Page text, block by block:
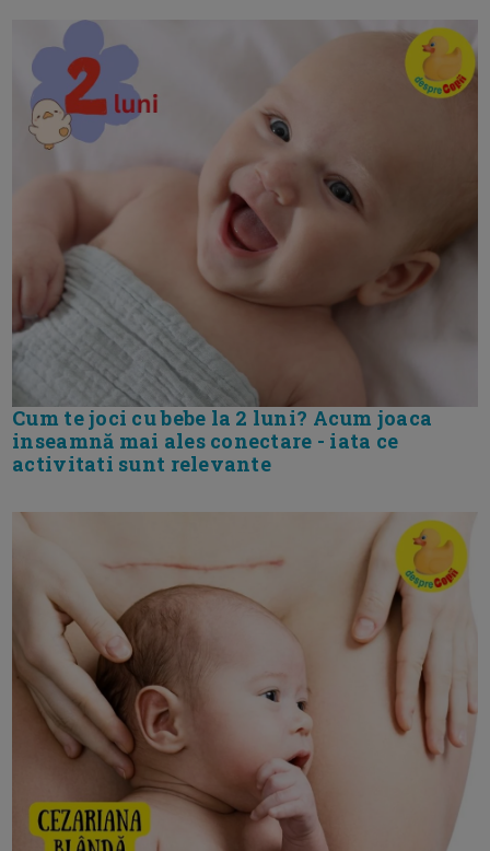
Cum te joci cu bebe la 2 luni? Acum joaca
inseamnă mai ales conectare - iata ce
activitati sunt relevante